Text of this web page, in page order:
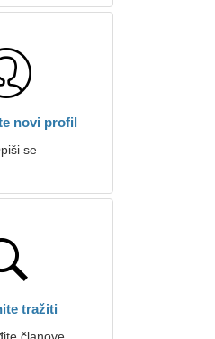
novi profil
se
tražiti